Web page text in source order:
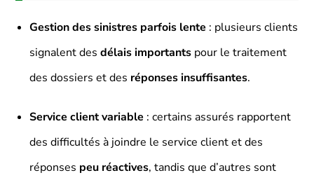
Gestion des sinistres parfois lente : plusieurs clients
signalent desdélais importants pour le traitement
des dossiers et des réponses insuffisantes.
Service client variable : certains assurés rapportent
des difficultés à joindre le service client et des
réponses peu réactives, tandis que d’autres sont